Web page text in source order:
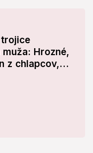
Hrozné,
z chlapcov,